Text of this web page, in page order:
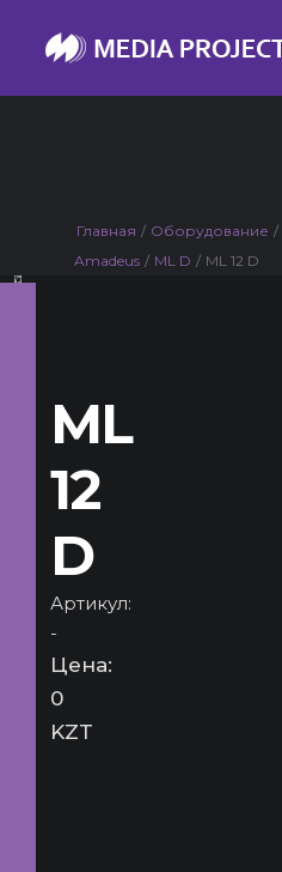
Главная / Оборудование /
Amadeus / ML D / ML 12 D
ML
12
D
Артикул:
-
Цена:
0
KZT